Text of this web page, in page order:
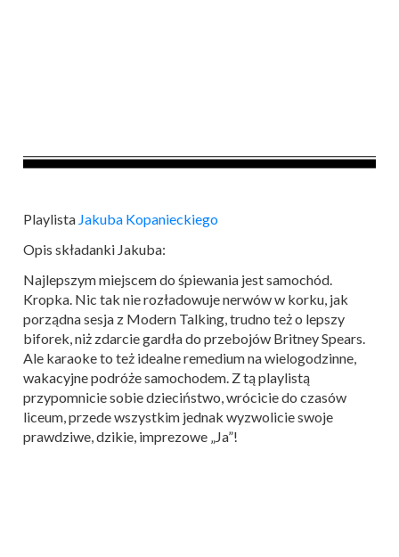
Playlista Jakuba Kopanieckiego
Opis składanki Jakuba:
Najlepszym miejscem do śpiewania jest samochód.
Kropka. Nic tak nie rozładowuje nerwów w korku, jak
porządna sesja z Modern Talking, trudno też o lepszy
biforek, niż zdarcie gardła do przebojów Britney Spears.
Ale karaoke to też idealne remedium na wielogodzinne,
wakacyjne podróże samochodem. Z tą playlistą
przypomnicie sobie dzieciństwo, wrócicie do czasów
liceum, przede wszystkim jednak wyzwolicie swoje
prawdziwe, dzikie, imprezowe „Ja”!